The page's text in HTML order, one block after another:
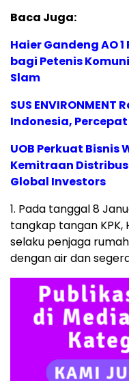
Baca Juga:
Haier Gandeng AO
bagi Petenis
Slam
SUS ENVIRONMENT
Indonesia,
UOB Perkuat
Kemitraan
Global Investors
1. Pada tanggal 8
tangkap tangan KPK,
selaku penjaga
dengan air dan